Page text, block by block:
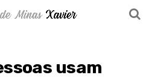
usam